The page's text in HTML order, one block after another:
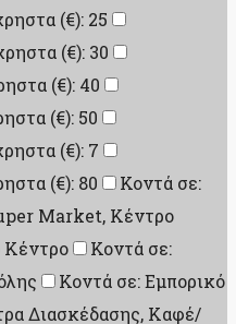
(€): 25
(€): 30
(€): 40
(€): 50
(€): 7
(€): 80
Κοντά σε:
Market, Κέντρο
Κέντρο
Κοντά σε:
Κοντά σε: Εμπορικό
Διασκέδασης, Καφέ/